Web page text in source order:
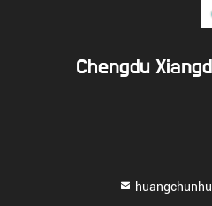
Chengdu